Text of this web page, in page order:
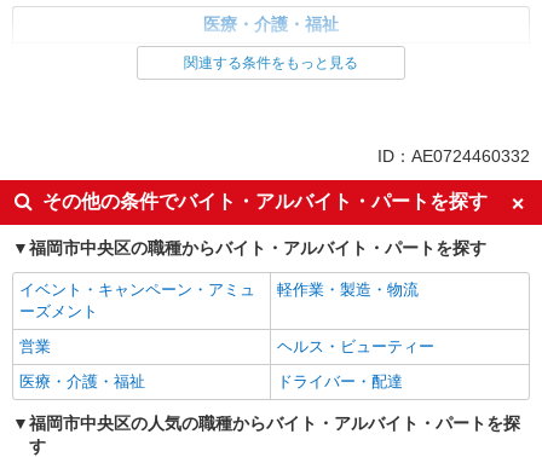
医療・介護・福祉
週2～3日勤務OK
深夜
交通費支給
社会保険あり
関連する条件をもっと見る
ID：AE0724460332
その他の条件でバイト・アルバイト・パートを探す
福岡市中央区の職種からバイト・アルバイト・パートを探す
イベント・キャンペーン・アミュ
ーズメント
軽作業・製造・物流
営業
ヘルス・ビューティー
医療・介護・福祉
ドライバー・配達
福岡市中央区の人気の職種からバイト・アルバイト・パートを探
す